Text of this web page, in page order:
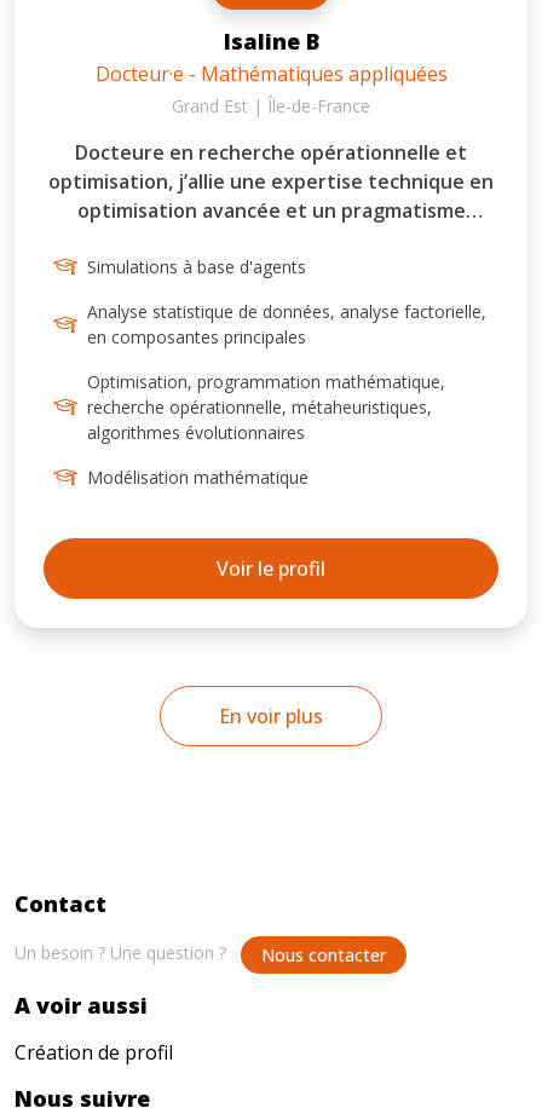
Isaline B
Docteur·e - Mathématiques appliquées
Grand Est | Île-de-France
Docteure en recherche opérationnelle et
optimisation, j’allie une expertise technique en
optimisation avancée et un pragmatisme
acteurs de l’industrie et des services. Ces
compétences en développement informatique,
modélisation, optimisation et analyse de
données, et je souhaite aujourd’hui les mettre
au service des entreprises.
Simulations à base d'agents
Analyse statistique de données, analyse factorielle,
en composantes principales
Optimisation, programmation mathématique,
recherche opérationnelle, métaheuristiques,
algorithmes évolutionnaires
Modélisation mathématique
Voir le profil
En voir plus
Contact
Un besoin ? Une question ? Nous contacter
A voir aussi
Création de profil
Nous suivre